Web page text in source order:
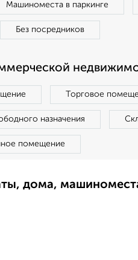
Машиноместа в паркинге
Без посредников
Торговое
назначения
помещение
дома,